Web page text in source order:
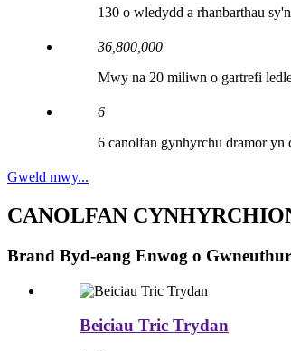
130 o wledydd a rhanbarthau
36 800 000
Mwy na 20 miliwn o gartrefi
6
6 canolfan gynhyrchu dramor yn
Gweld mwy...
CANOLFAN
Brand Byd-eang Enwog o
Beiciau Tric Trydan